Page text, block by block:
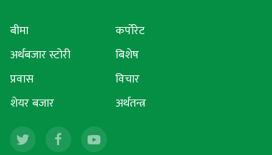
बीमा
अर्थबजार स्टोरी
प्रवास
शेयर बजार
कर्पोरेट
बिशेष
विचार
अर्थतन्त्र